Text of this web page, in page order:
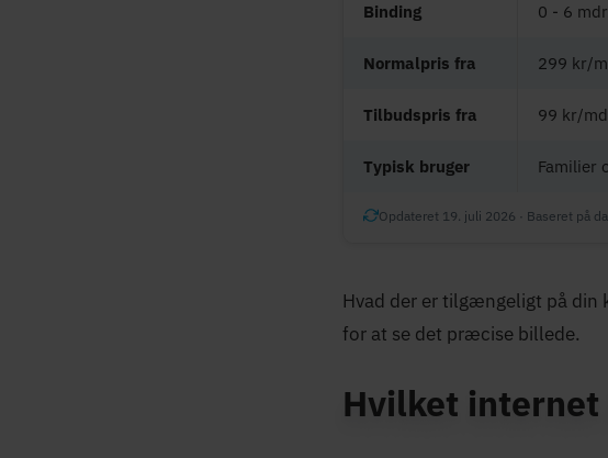
Binding 0 - 6
Normalpris fra 299 kr/
Tilbudspris fra 99 kr/md
Typisk bruger Familier
Opdateret 19. juli 2026 · Baseret på
Hvad der er tilgængeligt på din
for at se det præcise billede.
Hvilket internet